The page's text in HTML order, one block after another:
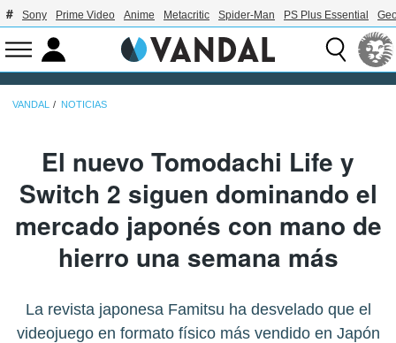
Sony Prime Video Anime Metacritic Spider-Man PS Plus Essential
VANDAL NOTICIAS
El nuevo Tomodachi Life y
Switch 2 siguen dominando el
mercado japonés con mano de
hierro una semana más
La revista japonesa Famitsu ha desvelado que el
videojuego en formato físico más vendido en Japón